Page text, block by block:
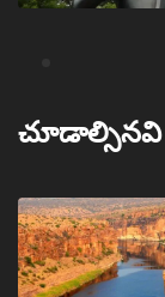
చూడాల్సినవి